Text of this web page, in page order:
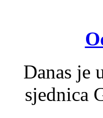
Danas je
sjednica